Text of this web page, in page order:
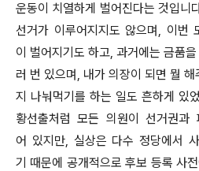
운동이 치열하게 벌어진다는 것입니
선거가 이루어지지도 않으며, 이번
이 벌어지기도 하고, 과거에는 금품
러 번 있으며, 내가 의장이 되면 뭘
지 나눠먹기를 하는 일도 흔하게 있
황선출처럼 모든 의원이 선거권과
어 있지만, 실상은 다수 정당에서
기 때문에 공개적으로 후보 등록 사